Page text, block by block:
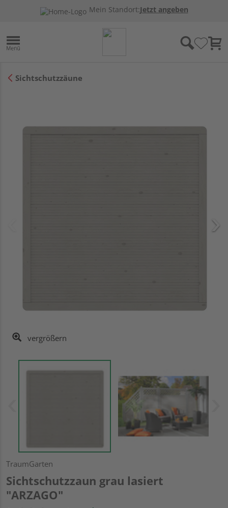
Mein Standort:Jetzt angeben
Sichtschutzzäune
vergrößern
TraumGarten
Sichtschutzzaun grau lasiert
"ARZAGO"